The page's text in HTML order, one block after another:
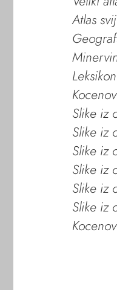
Atlas
Slike iz
Slike iz
Slike iz
Slike iz
Slike iz
Slike iz